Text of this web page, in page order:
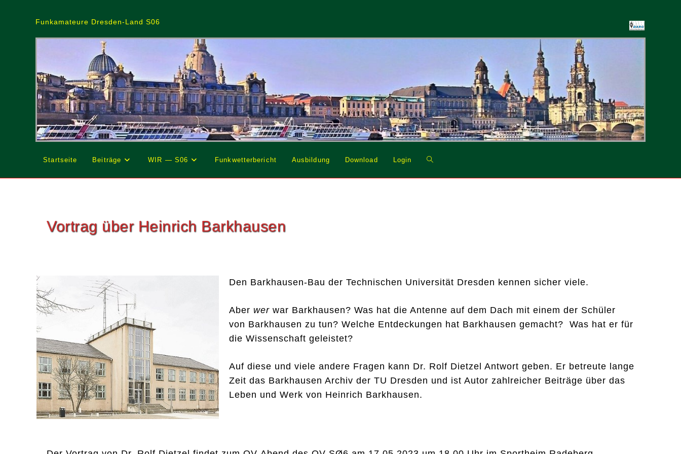
Funkamateure Dresden-Land S06
Startseite Beiträge WIR — S06 Funkwetterbericht Ausbildung Download Login Website-
Suche
Vortrag über Heinrich Barkhausen
Den Barkhausen-Bau der Technischen Universität Dresden kennen sicher viele.
Aber wer war Barkhausen? Was hat die Antenne auf dem Dach mit einem der Schüler
von Barkhausen zu tun? Welche Entdeckungen hat Barkhausen gemacht? Was hat er für
die Wissenschaft geleistet?
Auf diese und viele andere Fragen kann Dr. Rolf Dietzel Antwort geben. Er betreute lange
Zeit das Barkhausen Archiv der TU Dresden und ist Autor zahlreicher Beiträge über das
Leben und Werk von Heinrich Barkhausen.